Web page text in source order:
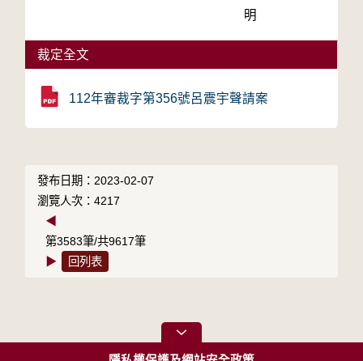
明
裁定全文
112年審裁字第356號呂震宇聲請案
發布日期：2023-02-07
瀏覽人次：4217
◀
第3583筆/共9617筆
▶
回列表